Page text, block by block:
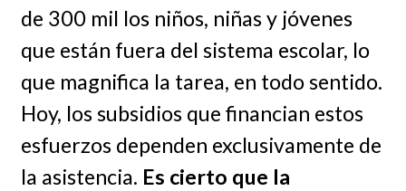
de 300 mil los niños, niñas y jóvenes
que están fuera del sistema escolar, lo
que magnifica la tarea, en todo sentido.
Hoy, los subsidios que financian estos
esfuerzos dependen exclusivamente de
la asistencia. Es cierto que la